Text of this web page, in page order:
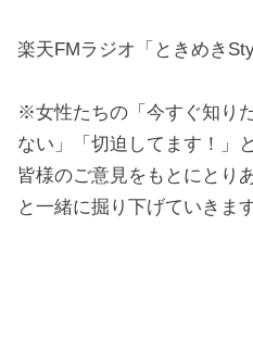
楽天FMラジオ「ときめき
※女性たちの「今すぐ知り
ない」「切迫してます！」
皆様のご意見をもとにとり
と一緒に掘り下げていきます